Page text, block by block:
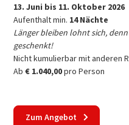
13. Juni bis 11. Oktober 2026
Aufenthalt min. 14 Nächte
Länger bleiben lohnt sich,
geschenkt!
Nicht kumulierbar mit anderen
Ab € 1.040,00pro Person
Zum Angebot